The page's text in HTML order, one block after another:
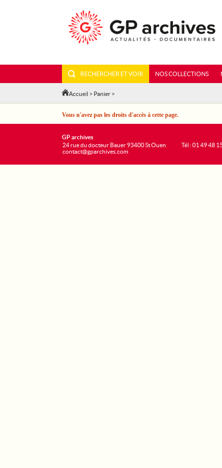
RECHERCHER ET VOIR NOS COLLECTIONS
Accueil > Panier >
Vous n'avez pas les droits d'accès à cette page.
GP archives
24 rue du docteur Bauer 93400 St Ouen
contact@gparchives.com
Tél : 01 49 48